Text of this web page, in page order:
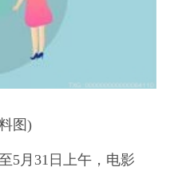
图)
5月31日上午，电影